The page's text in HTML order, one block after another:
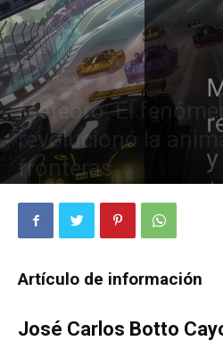
Cine y televisión
Meteoro: El
revolucionó la
fronteras
Artículo de información
José Carlos Botto